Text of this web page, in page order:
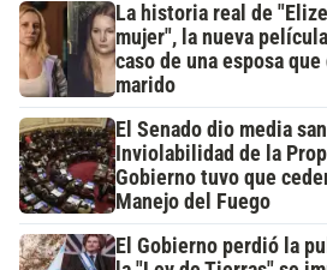
La historia real de
mujer", la nueva
caso de una esposa
marido
El Senado dio media
Inviolabilidad de la
Gobierno tuvo que
Manejo del Fuego
El Gobierno perdió la